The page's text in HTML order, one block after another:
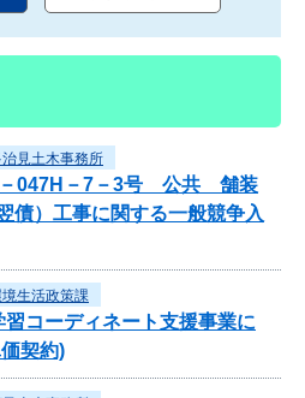
治見土木事務所
－047H－7－3号 公共 舗装
債）工事に関する一般競争入
生活政策課
コーディネート支援事業に
契約)